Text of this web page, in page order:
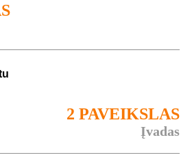
2 PAVEIKSLAS
Įvadas